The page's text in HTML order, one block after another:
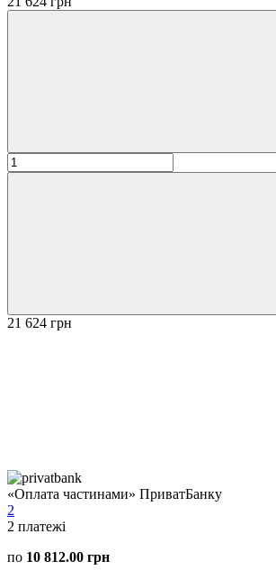
21 624 грн
«Оплата частинами» ПриватБанку
2
2 платежі
по 10 812.00 грн